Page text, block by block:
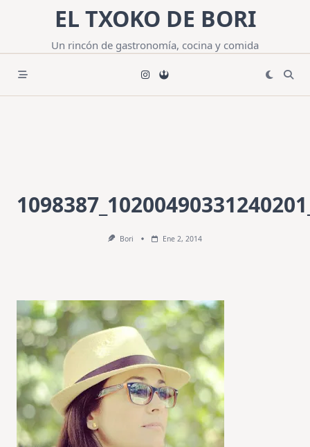
contenido
EL TXOKO DE BORI
Un rincón de gastronomía, cocina y comida
Bori Ene 2, 2014